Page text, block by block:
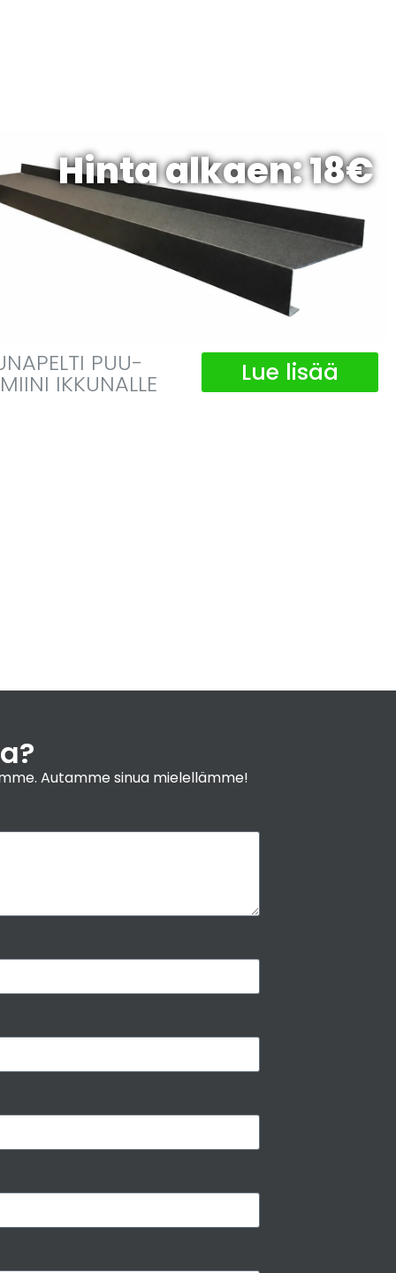
Hinta alkaen: 18€
PUU-
IKKUNALLE Lue lisää
Autamme sinua mielellämme!